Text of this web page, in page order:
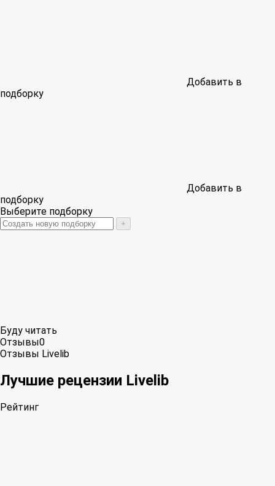
Добавить в
подборку
Добавить в
подборку
Выберите подборку
+
Буду читать
Отзывы0
Отзывы Livelib
Лучшие рецензии Livelib
Рейтинг